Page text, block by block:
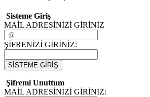
Sisteme Giriş
MAİL ADRESİNİZİ GİRİNİZ
ŞİFRENİZİ GİRİNİZ:
SİSTEME GİRİŞ
Şifremi Unuttum
MAİL ADRESİNİZİ GİRİNİZ: